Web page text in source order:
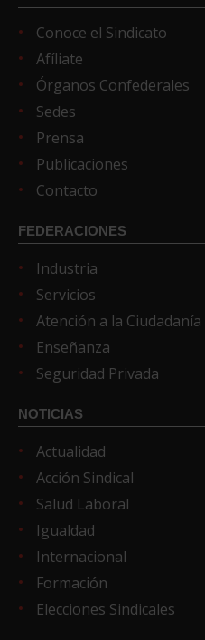
Conoce el Sindicato
Afíliate
Órganos Confederales
Sedes
Prensa
Publicaciones
Contacto
FEDERACIONES
Industria
Servicios
Atención a la Ciudadanía
Enseñanza
Seguridad Privada
NOTICIAS
Actualidad
Acción Sindical
Salud Laboral
Igualdad
Internacional
Formación
Elecciones Sindicales